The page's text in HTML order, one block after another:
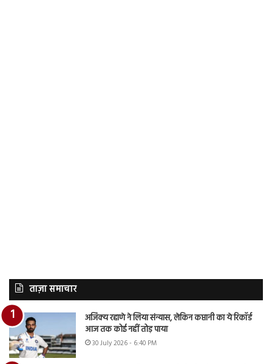
ताज़ा समाचार
अजिंक्य रहाणे ने लिया संन्यास, लेकिन कप्तानी का ये रिकॉर्ड
आज तक कोई नहीं तोड़ पाया
30 July 2026 - 6:40 PM